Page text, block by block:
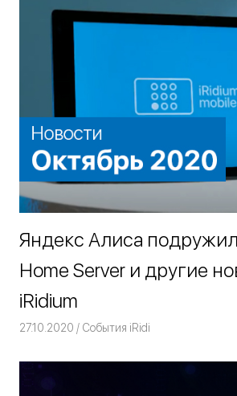
Яндекс Алиса
Home Server и другие
iRidium
27.10.2020 Команда iRidium mobile
События iRidi